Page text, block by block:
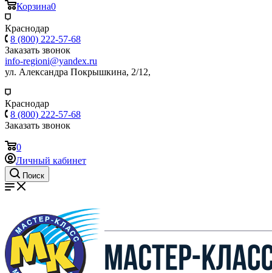
Корзина0
Краснодар
8 (800) 222-57-68
Заказать звонок
info-regioni@yandex.ru
ул. Александра Покрышкина, 2/12,
Краснодар
8 (800) 222-57-68
Заказать звонок
0
Личный кабинет
Поиск